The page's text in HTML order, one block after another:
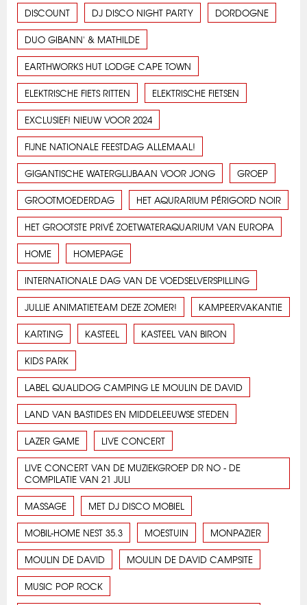
DISCOUNT DJ DISCO NIGHT PARTY DORDOGNE
DUO GIBANN' & MATHILDE
EARTHWORKS HUT LODGE CAPE TOWN
ELEKTRISCHE FIETS RITTEN ELEKTRISCHE FIETSEN
EXCLUSIEF! NIEUW VOOR 2024
FIJNE NATIONALE FEESTDAG ALLEMAAL!
GIGANTISCHE WATERGLIJBAAN VOOR JONG GROEP
GROOTMOEDERDAG HET AQURARIUM PÉRIGORD NOIR
HET GROOTSTE PRIVÉ ZOETWATERAQUARIUM VAN EUROPA
HOME HOMEPAGE
INTERNATIONALE DAG VAN DE VOEDSELVERSPILLING
JULLIE ANIMATIETEAM DEZE ZOMER! KAMPEERVAKANTIE
KARTING KASTEEL KASTEEL VAN BIRON
KIDS PARK
LABEL QUALIDOG CAMPING LE MOULIN DE DAVID
LAND VAN BASTIDES EN MIDDELEEUWSE STEDEN
LAZER GAME LIVE CONCERT
LIVE CONCERT VAN DE MUZIEKGROEP DR NO - DE
COMPILATIE VAN 21 JULI
MASSAGE MET DJ DISCO MOBIEL
MOBIL-HOME NEST 35.3 MOESTUIN MONPAZIER
MOULIN DE DAVID MOULIN DE DAVID CAMPSITE
MUSIC POP ROCK